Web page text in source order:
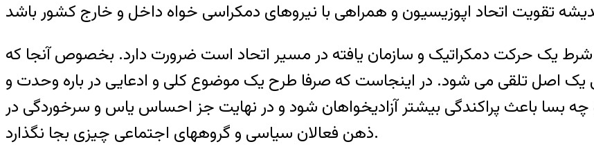
یک حرکت دمکراتیک و سازمان یافته در مسیر اتحاد است ضرورت دارد. بخصوص آنجا که
یک اصل تلقی می شود. در اینجاست که صرفا طرح یک موضوع کلی و ادعایی در باره وحدت و
چه بسا باعث پراکندگی بیشتر آزادیخواهان شود و در نهایت جز احساس یاس و سرخوردگی در
ذهن فعالان سیاسی و گروههای اجتماعی چیزی بجا نگذارد.